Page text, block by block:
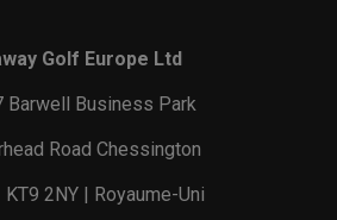
Golf Europe Ltd
Barwell Business Park
Road Chessington
2NY | Royaume-Uni